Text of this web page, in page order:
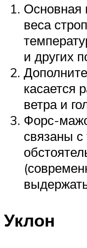
Основная
веса
и других
касается
ветра и
Форс-
связаны с
Уклон